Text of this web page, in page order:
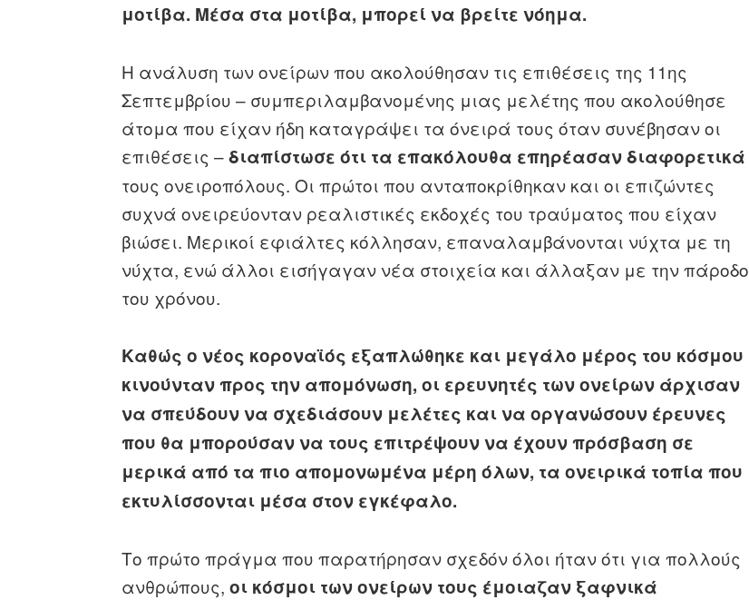
μοτίβα. Μέσα στα μοτίβα, μπορεί να βρείτε νόημα.
Η ανάλυση των ονείρων που ακολούθησαν τις επιθέσεις της 11ης
Σεπτεμβρίου – συμπεριλαμβανομένης μιας μελέτης που ακολούθησε
άτομα που είχαν ήδη καταγράψει τα όνειρά τους όταν συνέβησαν οι
επιθέσεις –διαπίστωσε ότι τα επακόλουθα επηρέασαν διαφορετικά
τους ονειροπόλους. Οι πρώτοι που ανταποκρίθηκαν και οι επιζώντες
συχνά ονειρεύονταν ρεαλιστικές εκδοχές του τραύματος που είχαν
βιώσει. Μερικοί εφιάλτες κόλλησαν, επαναλαμβάνονται νύχτα με τη
νύχτα, ενώ άλλοι εισήγαγαν νέα στοιχεία και άλλαξαν με την πάροδο
του χρόνου.
Καθώς ο νέος κοροναϊός εξαπλώθηκε και μεγάλο μέρος του κόσμου
κινούνταν προς την απομόνωση, οι ερευνητές των ονείρων άρχισαν
να σπεύδουν να σχεδιάσουν μελέτες και να οργανώσουν έρευνες
που θα μπορούσαν να τους επιτρέψουν να έχουν πρόσβαση σε
μερικά από τα πιο απομονωμένα μέρη όλων, τα ονειρικά τοπία που
εκτυλίσσονται μέσα στον εγκέφαλο.
Το πρώτο πράγμα που παρατήρησαν σχεδόν όλοι ήταν ότι για πολλούς
ανθρώπους,οι κόσμοι των ονείρων τους έμοιαζαν ξαφνικά